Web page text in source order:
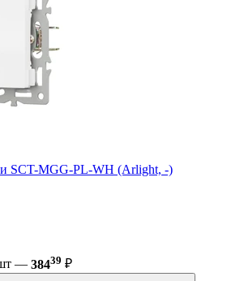
SCT-MGG-PL-WH (Arlight, -)
шт — 38439 ₽